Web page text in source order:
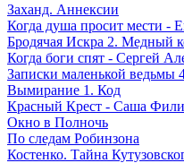
Заханд. Аннексии
Когда душа просит мести -
Бродячая Искра 2. Медный
Когда боги спят - Сергей
Записки маленькой ведьмы
Вымирание 1. Код
Красный Крест - Саша
Окно в Полночь
По следам Робинзона
Костенко. Тайна